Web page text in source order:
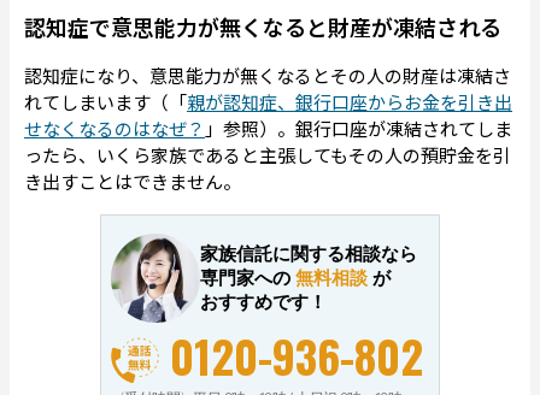
認知症で意思能力が無くなると財産が凍結される
認知症になり、意思能力が無くなるとその人の財産は凍結さ
れてしまいます（「親が認知症、銀行口座からお金を引き出
せなくなるのはなぜ？ 」参照）。銀行口座が凍結されてしま
ったら、いくら家族であると主張してもその人の預貯金を引
き出すことはできません。
家族信託に関する相談なら
専門家への 無料相談 が
おすすめです！
0120-936-802